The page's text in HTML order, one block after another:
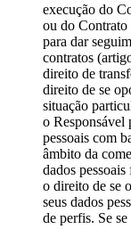
execução do
ou do Contrato
para dar
contratos
direito de
direito de se
situação
o Responsável
pessoais com
âmbito da
dados
o direito de se
seus dados
de perfis. Se